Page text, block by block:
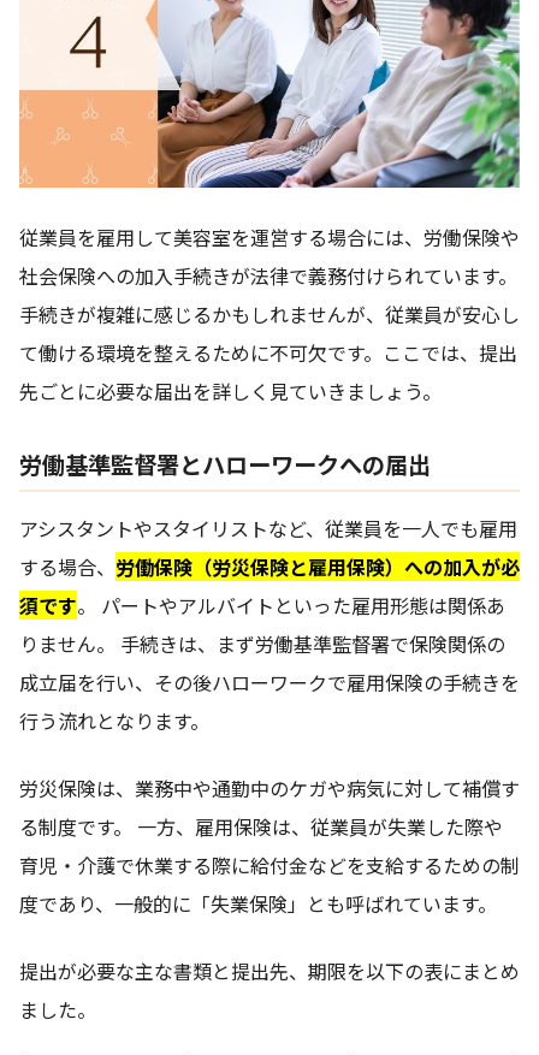
従業員を雇用して美容室を運営する場合には、労働保険や
社会保険への加入手続きが法律で義務付けられています。
手続きが複雑に感じるかもしれませんが、従業員が安心し
て働ける環境を整えるために不可欠です。ここでは、提出
先ごとに必要な届出を詳しく見ていきましょう。
労働基準監督署とハローワークへの届出
アシスタントやスタイリストなど、従業員を一人でも雇用
する場合、 労働保険（労災保険と雇用保険）への加入が必
須です。 パートやアルバイトといった雇用形態は関係あ
りません。 手続きは、まず労働基準監督署で保険関係の
成立届を行い、その後ハローワークで雇用保険の手続きを
行う流れとなります。
労災保険は、業務中や通勤中のケガや病気に対して補償す
る制度です。 一方、雇用保険は、従業員が失業した際や
育児・介護で休業する際に給付金などを支給するための制
度であり、一般的に「失業保険」とも呼ばれています。
提出が必要な主な書類と提出先、期限を以下の表にまとめ
ました。